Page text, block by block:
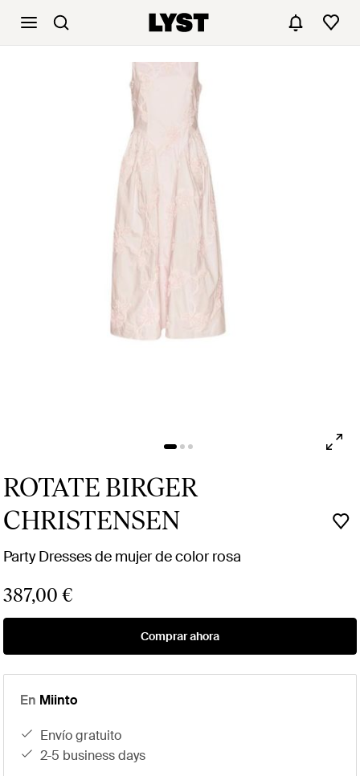
ROTATE BIRGER
CHRISTENSEN
Party Dresses de mujer de color rosa
387,00 €
Comprar ahora
En Miinto
envío gratuito
2-5 business days